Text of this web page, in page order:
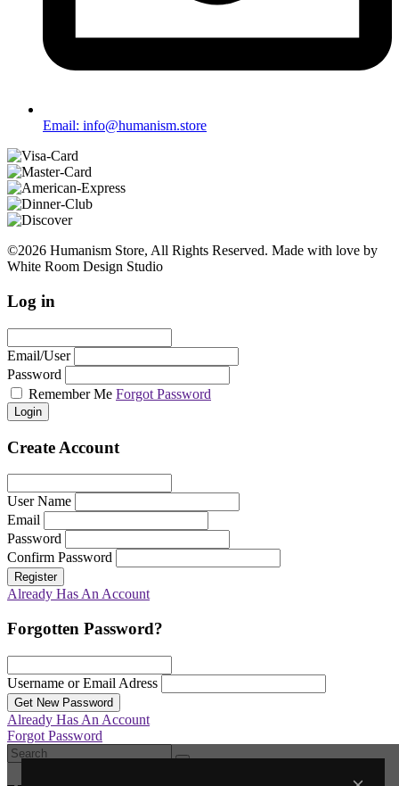
Email: info@humanism.store
©2026 Humanism Store, All Rights Reserved. Made with love by
White Room Design Studio
Log in
Email/User
Password
Remember Me Forgot Password
Login
Create Account
User Name
Email
Password
Confirm Password
Register
Already Has An Account
Forgotten Password?
Username or Email Adress
Get New Password
Already Has An Account
Forgot Password